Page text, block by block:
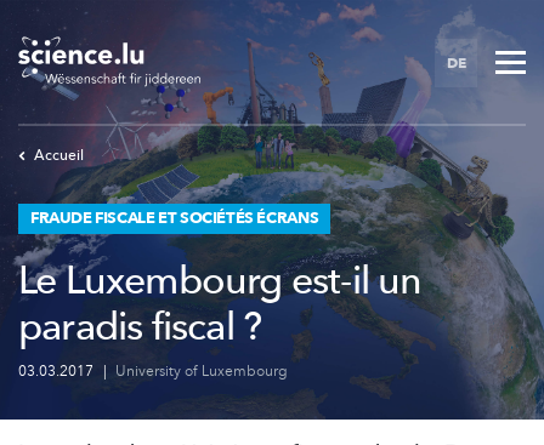
to
main
content
DE
Accueil
FRAUDE FISCALE ET SOCIÉTÉS ÉCRANS
Le Luxembourg est-il un
paradis fiscal ?
03.03.2017 | University of Luxembourg